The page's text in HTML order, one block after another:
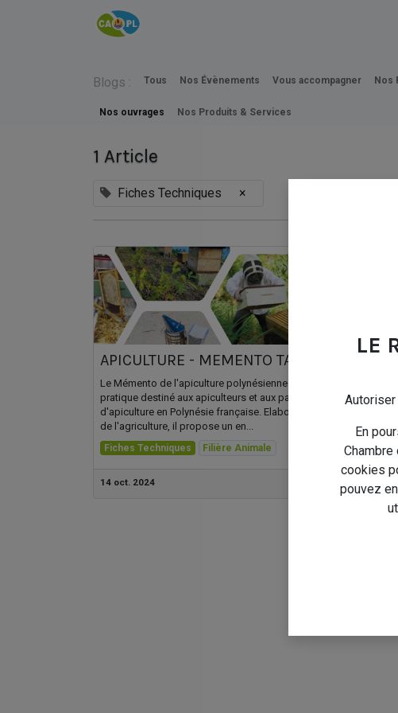
Blogs : Tous Nos Évènements Vous accompagner Nos
Nos ouvrages Nos Produits & Services
1 Article
Fiches Techniques ×
APICULTURE - MEMENTO TAHITIEN
Le Mémento de l'apiculture polynésienne est un guide
pratique destiné aux apiculteurs et aux passionnés
d'apiculture en Polynésie française. Elaboré par la direction
de l'agriculture, il propose un en...
Fiches Techniques Filière Animale
14 oct. 2024
LE
En
cookies
pouvez